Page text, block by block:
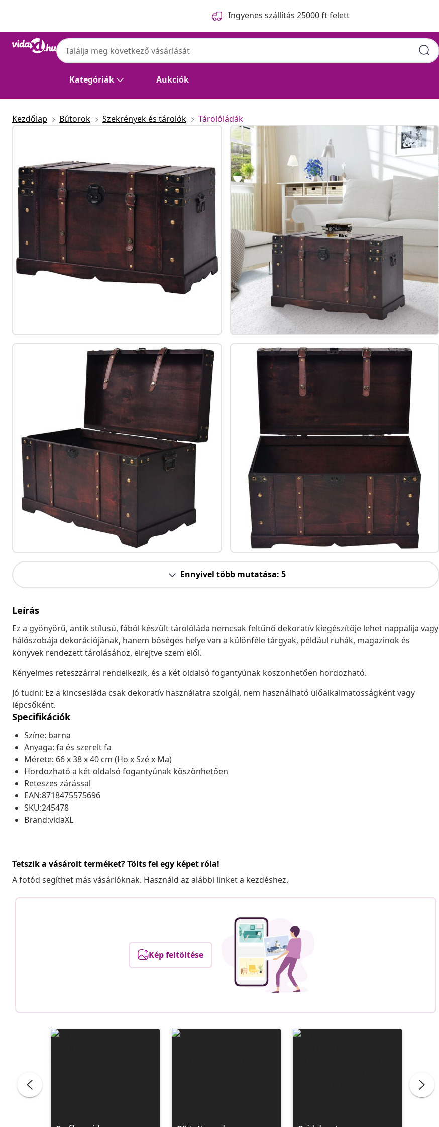
Ingyenes szállítás 25000 ft felett
Kategóriák Aukciók
Kezdőlap Bútorok Szekrények és tárolók Tárolóládák
Ennyivel több mutatása: 5
Leírás
Ez a gyönyörű, antik stílusú, fából készült tárolóláda nemcsak feltűnő dekoratív kiegészítője lehet nappalija vagy
hálószobája dekorációjának, hanem bőséges helye van a különféle tárgyak, például ruhák, magazinok és
könyvek rendezett tárolásához, elrejtve szem elől.
Kényelmes reteszzárral rendelkezik, és a két oldalsó fogantyúnak köszönhetően hordozható.
Jó tudni: Ez a kincsesláda csak dekoratív használatra szolgál, nem használható ülőalkalmatosságként vagy
lépcsőként.
Specifikációk
Színe: barna
Anyaga: fa és szerelt fa
Mérete: 66 x 38 x 40 cm (Ho x Szé x Ma)
Hordozható a két oldalsó fogantyúnak köszönhetően
Reteszes zárással
EAN:8718475575696
SKU:245478
Brand:vidaXL
Tetszik a vásárolt terméket? Tölts fel egy képet róla!
A fotód segíthet más vásárlóknak. Használd az alábbi linket a kezdéshez.
Kép feltöltése